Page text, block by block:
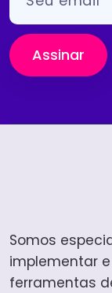
Assinar
Somos
implementar
ferramentas